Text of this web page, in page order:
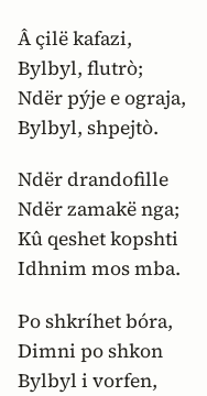
Â çilë kafazi,
Bylbyl, flutrò;
Ndër pýje e ograja,
Bylbyl, shpejtò.
Ndër drandofille
Ndër zamakë nga;
Kû qeshet kopshti
Idhnim mos mba.
Po shkríhet bóra,
Dimni po shkon
Bylbyl i vorfen,